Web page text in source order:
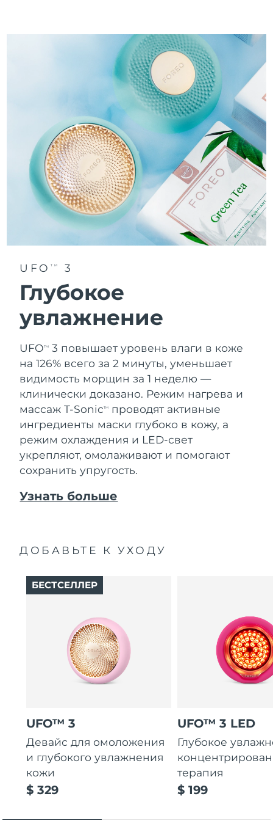
UFO TM 3
Глубокое
увлажнение
UFOTM
3 повышает уровень влаги в коже
на 126% всего за 2 минуты, уменьшает
видимость морщин за 1 неделю —
клинически доказано. Режим нагрева и
массаж T-SonicTM
проводят активные
ингредиенты маски глубоко в кожу, а
режим охлаждения и LED-свет
укрепляют, омолаживают и помогают
сохранить упругость.
Узнать больше
ДОБАВЬТЕ К УХОДУ
UFO™ 3
Девайс для омоложения
и глубокого увлажнения
кожи
$ 329
БЕСТСЕЛЛЕР
UFO™ 3 LED
Глубокое
терапия
$ 199
Ожидаемая дата доставки
Ожидаемая дата доставки
8/10/26
Великобритания
Ожидаемая дата доставки
8/9/26
Соединенные
Штаты
Ожидаемая дата доставки
8/10/26
Узбекистан
Ожидаемая дата доставки
8/14/26
Вьетнам
Ожидаемая дата доставки